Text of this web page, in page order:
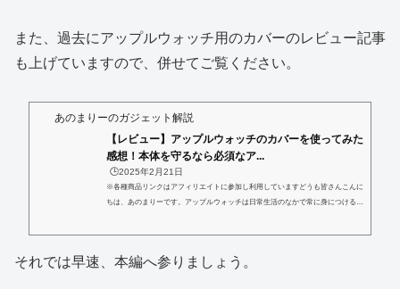
また、過去にアップルウォッチ用のカバーのレビュー記事
も上げていますので、併せてご覧ください。
あのまりーのガジェット解説
【レビュー】アップルウォッチのカバーを使ってみた
感想！本体を守るなら必須なア...
🕒️2025年2月21日
※各種商品リンクはアフィリエイトに参加し利用していますどうも皆さんこんに
ちは、あのまりーです。アップルウォッチは日常生活のなかで常に身につけるこ
どのカラーは、指紋や汚れだけでなく、わずかな擦れ傷でも目立ちやすいのが難
それでは早速、本編へ参りましょう。